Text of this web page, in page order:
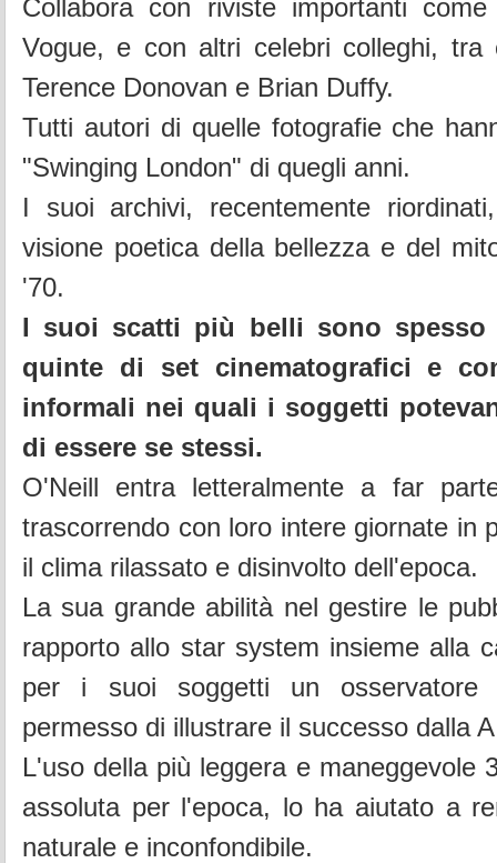
Collabora con riviste importanti
Vogue, e con altri celebri colleghi, tra
Terence Donovan e Brian Duffy.
Tutti autori di quelle fotografie che
"Swinging London" di quegli anni.
I suoi archivi, recentemente
visione poetica della bellezza e del
'70.
I suoi scatti più belli sono spesso
quinte di set cinematografici e
informali nei quali i soggetti
di essere se stessi.
O'Neill entra letteralmente a far
trascorrendo con loro intere giornate in
il clima rilassato e disinvolto dell'epoca.
La sua grande abilità nel gestire le
rapporto allo star system insieme alla
per i suoi soggetti un osservatore
permesso di illustrare il successo dalla
L'uso della più leggera e maneggevole
assoluta per l'epoca, lo ha aiutato a
naturale e inconfondibile.